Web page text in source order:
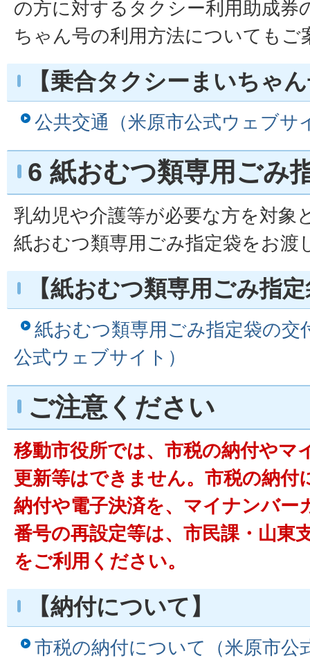
の方に対するタクシー利用助成券
ちゃん号の利用方法についてもご
【乗合タクシーまいちゃ
公共交通（米原市公式ウェブサ
6 紙おむつ類専用ごみ
乳幼児や介護等が必要な方を対象
紙おむつ類専用ごみ指定袋をお渡
【紙おむつ類専用ごみ指
紙おむつ類専用ごみ指定袋の交
公式ウェブサイト）
ご注意ください
移動市役所では、市税の納付やマ
更新等はできません。市税の納付
納付や電子決済を、マイナンバー
番号の再設定等は、市民課・山東
をご利用ください。
【納付について】
市税の納付について（米原市公